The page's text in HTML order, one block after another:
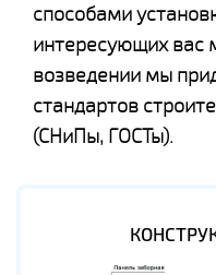
способами
интересующих вас
возведении мы
стандартов
(СНиПы, ГОСТы).